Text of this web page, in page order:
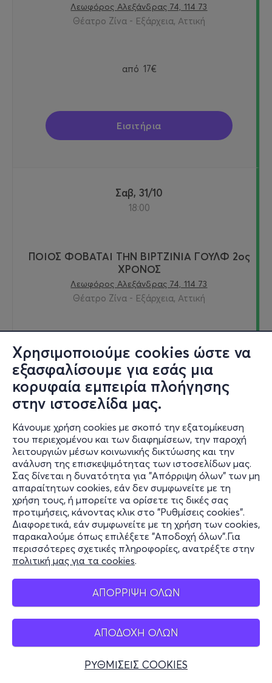
Χρησιμοποιούμε cookies ώστε να
εξασφαλίσουμε για εσάς μια
κορυφαία εμπειρία πλοήγησης
στην ιστοσελίδα μας.
Κάνουμε χρήση cookies με σκοπό την εξατομίκευση
του περιεχομένου και των διαφημίσεων, την παροχή
λειτουργιών μέσων κοινωνικής δικτύωσης και την
ανάλυση της επισκεψιμότητας των ιστοσελίδων μας.
Σας δίνεται η δυνατότητα για "Απόρριψη όλων" των μη
απαραίτητων cookies, εάν δεν συμφωνείτε με τη
χρήση τους, ή μπορείτε να ορίσετε τις δικές σας
προτιμήσεις, κάνοντας κλικ στο "Ρυθμίσεις cookies".
Διαφορετικά, εάν συμφωνείτε με τη χρήση των cookies,
παρακαλούμε όπως επιλέξετε "Αποδοχή όλων".Για
περισσότερες σχετικές πληροφορίες, ανατρέξτε στην
πολιτική μας για τα cookies.
ΑΠΟΡΡΙΨΗ ΟΛΩΝ
ΑΠΟΔΟΧΗ ΟΛΩΝ
ΡΥΘΜΙΣΕΙΣ COOKIES
Λεωφόρος Αλεξάνδρας 74, 114 73
Θέατρο Ζίνα - Εξάρχεια, Αττική
από 17€
Εισιτήρια
Σαβ, 31/10
18:00
ΠΟΙΟΣ ΦΟΒΑΤΑΙ ΤΗΝ ΒΙΡΤΖΙΝΙΑ ΓΟΥΛΦ 2ος
ΧΡΟΝΟΣ
Λεωφόρος Αλεξάνδρας 74, 114 73
Θέατρο Ζίνα - Εξάρχεια, Αττική
Εισιτήρια
Σαβ, 31/10
21:00
ΠΟΙΟΣ ΦΟΒΑΤΑΙ ΤΗΝ ΒΙΡΤΖΙΝΙΑ ΓΟΥΛΦ 2ος
ΧΡΟΝΟΣ
Λεωφόρος Αλεξάνδρας 74, 114 73